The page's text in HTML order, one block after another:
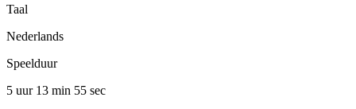
Taal
Nederlands
Speelduur
5 uur 13 min 55 sec